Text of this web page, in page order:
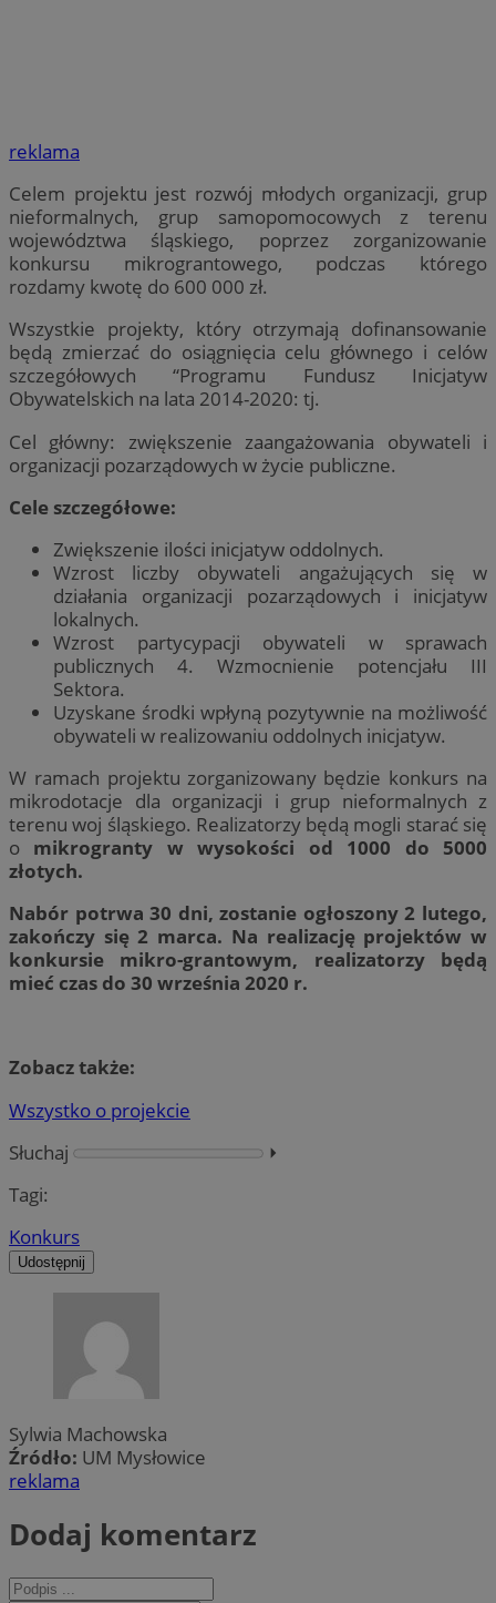
reklama
​Celem projektu jest rozwój młodych organizacji, grup
nieformalnych, grup samopomocowych z terenu
województwa śląskiego, poprzez zorganizowanie
konkursu mikrograntowego, podczas którego
rozdamy kwotę do 600 000 zł.​
Wszystkie projekty, który otrzymają dofinansowanie
będą zmierzać do osiągnięcia celu głównego i celów
szczegółowych “Programu Fundusz Inicjatyw
Obywatelskich na lata 2014-2020: tj.
Cel główny: zwiększenie zaangażowania obywateli i
organizacji pozarządowych w życie publiczne.
Cele szczegółowe:
Zwiększenie ilości inicjatyw oddolnych.
Wzrost liczby obywateli angażujących się w
działania organizacji pozarządowych i inicjatyw
lokalnych.
Wzrost partycypacji obywateli w sprawach
publicznych 4. Wzmocnienie potencjału III
Sektora.
​Uzyskane środki wpłyną pozytywnie na możliwość
obywateli w realizowaniu oddolnych inicjatyw.
W ramach projektu zorganizowany będzie konkurs na
mikrodotacje dla organizacji i grup nieformalnych z
terenu woj śląskiego. Realizatorzy będą mogli starać się
o mikrogranty w wysokości od 1000 do 5000
złotych.
Nabór potrwa 30 dni, zostanie ogłoszony 2 lutego,
zakończy się 2 marca. Na realizację projektów w
konkursie mikro-grantowym, realizatorzy będą
mieć czas do 30 września 2020 r.
Zobacz także:
Wszystko o projekcie
Słuchaj
⏵︎
Tagi:
Konkurs
Udostępnij
Sylwia Machowska
Źródło: UM Mysłowice
reklama
Dodaj komentarz